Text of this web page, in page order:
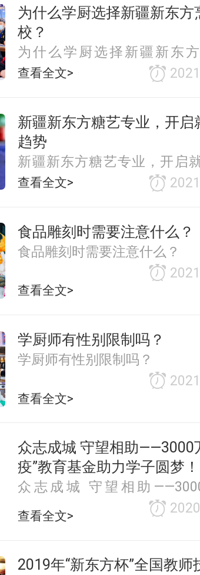
为什么学厨选择新疆新东方
校？
为什么学厨选择新疆新东方
校？
查看全文>
新疆新东方糖艺专业，开启
趋势
新疆新东方糖艺专业，开启
势
查看全文>
食品雕刻时需要注意什么？
食品雕刻时需要注意什么？
查看全文>
学厨师有性别限制吗？
学厨师有性别限制吗？
查看全文>
众志成城 守望相助――3000
疫”教育基金助力学子圆梦！
众志成城 守望相助
疫”教育基金助力学子圆梦！
查看全文>
2019年“新东方杯”全国教师